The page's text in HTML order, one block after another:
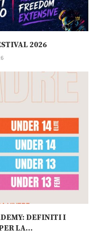
2026
DEFINITI I
LA...